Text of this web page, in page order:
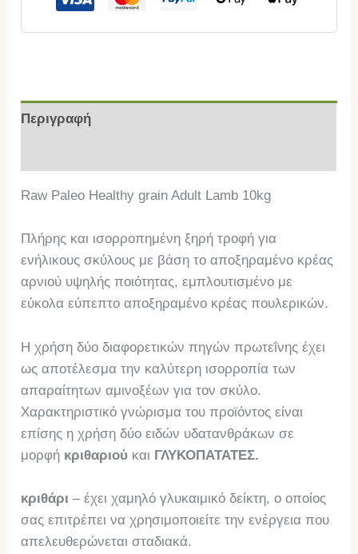
Περιγραφή
Raw Paleo Healthy grain Adult Lamb 10kg
Πλήρης και ισορροπημένη ξηρή τροφή για
ενήλικους σκύλους με βάση το αποξηραμένο κρέας
αρνιού υψηλής ποιότητας, εμπλουτισμένο με
εύκολα εύπεπτο αποξηραμένο κρέας πουλερικών.
Η χρήση δύο διαφορετικών πηγών πρωτεΐνης έχει
ως αποτέλεσμα την καλύτερη ισορροπία των
απαραίτητων αμινοξέων για τον σκύλο.
Χαρακτηριστικό γνώρισμα του προϊόντος είναι
επίσης η χρήση δύο ειδών υδατανθράκων σε
μορφή κριθαριού και ΓΛΥΚΟΠΑΤΑΤΕΣ.
κριθάρι – έχει χαμηλό γλυκαιμικό δείκτη, ο οποίος
σας επιτρέπει να χρησιμοποιείτε την ενέργεια που
απελευθερώνεται σταδιακά.